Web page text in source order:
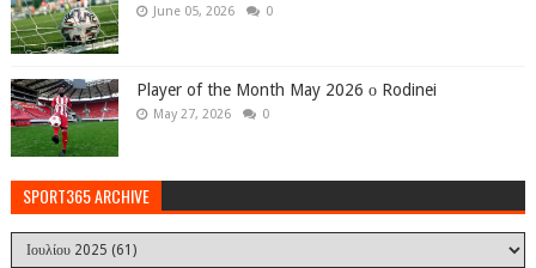
June 05, 2026 0
Player of the Month May 2026 ο Rodinei
May 27, 2026 0
SPORT365 ARCHIVE